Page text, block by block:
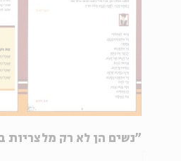
"נשים הן לא רק מלצריות